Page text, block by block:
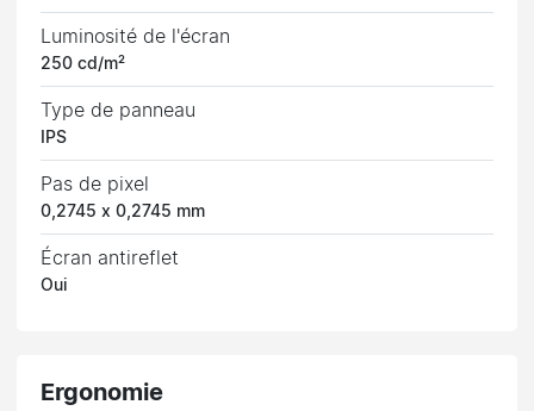
Luminosité de l'écran
250 cd/m²
Type de panneau
IPS
Pas de pixel
0,2745 x 0,2745 mm
Écran antireflet
Oui
Ergonomie